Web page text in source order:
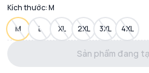
Kích thước:M
M L XL 2XL 3XL 4XL
Sản phẩm đang